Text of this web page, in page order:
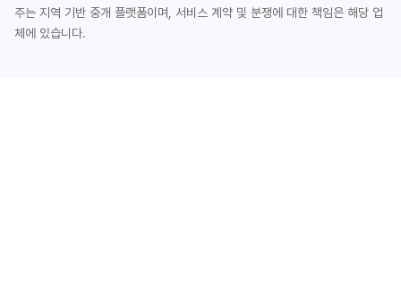
주는 지역 기반 중개 플랫폼이며, 서비스 계약 및 분쟁에 대한 책임은 해당 업
체에 있습니다.